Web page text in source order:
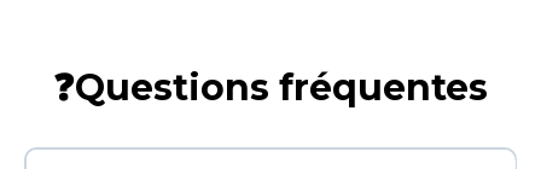
❓Questions fréquentes